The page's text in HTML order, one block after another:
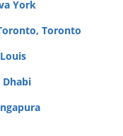
York
Toronto
Dhabi